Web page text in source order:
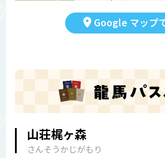
Google マップ
山荘梶ヶ森
さんそうかじがもり